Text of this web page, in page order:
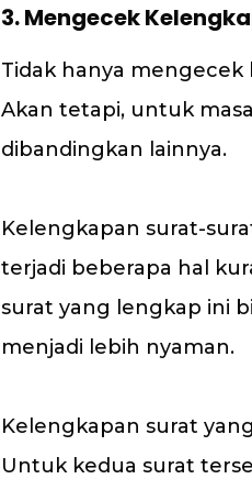
3. Mengecek
Tidak hanya mengecek
Akan tetapi, untuk
dibandingkan lainnya.
Kelengkapan surat-
terjadi beberapa hal
surat yang lengkap ini
menjadi lebih nyaman.
Kelengkapan surat
Untuk kedua surat